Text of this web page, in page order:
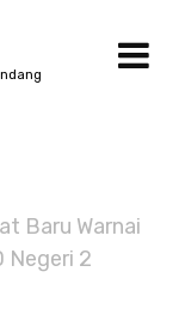
Baru Warnai
Negeri 2